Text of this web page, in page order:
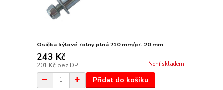
Osička kýlové rolny plná 210 mm/pr. 20 mm
243 Kč
201 Kč bez DPH Není skladem
Přidat do košíku